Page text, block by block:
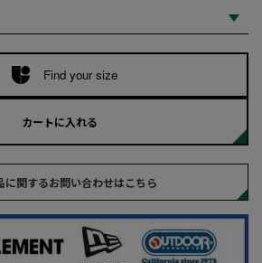
Find your size
カートに入れる
に関するお問い合わせはこちら